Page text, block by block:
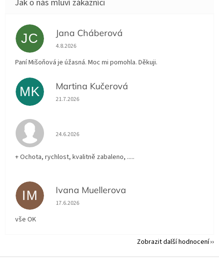
JC Jana Cháberová
Hodnocení obchodu je 5 z 5 hvězdiček.
4.8.2026
Paní Mišoňová je úžasná. Moc mi pomohla. Děkuji.
MK Martina Kučerová
Hodnocení obchodu je 5 z 5 hvězdiček.
21.7.2026
Hodnocení obchodu je 5 z 5 hvězdiček.
24.6.2026
+ Ochota, rychlost, kvalitně zabaleno, .....
IM Ivana Muellerova
Hodnocení obchodu je 5 z 5 hvězdiček.
17.6.2026
vše OK
Zobrazit další hodnocení